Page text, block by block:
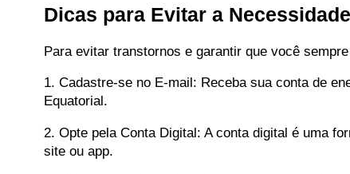
Dicas para Evitar a
Para evitar transtornos e garantir que você
1. Cadastre-se no E-mail: Receba sua conta de
Equatorial.
2. Opte pela Conta Digital: A conta digital é uma
site ou app.